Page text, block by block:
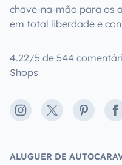
chave-na-mão para os
em total liberdade e
4.22/5 de 544
Shops
Instagram
X Pinterest
ALUGUER DE